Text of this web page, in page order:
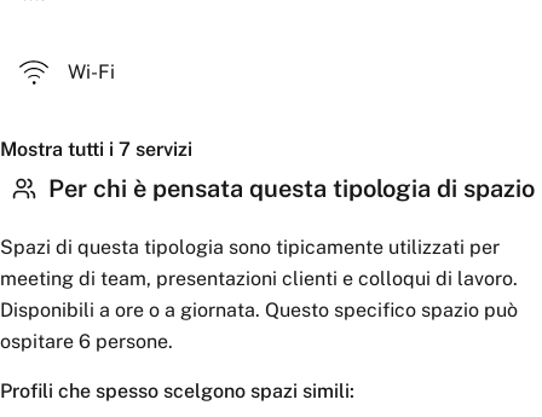
Wi-Fi
Mostra tutti i 7 servizi
Per chi è pensata questa tipologia di spazio
Spazi di questa tipologia sono tipicamente utilizzati per
meeting di team, presentazioni clienti e colloqui di lavoro.
Disponibili a ore o a giornata. Questo specifico spazio può
ospitare 6 persone.
Profili che spesso scelgono spazi simili: